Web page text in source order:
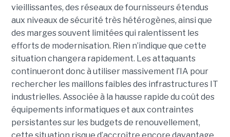
vieillissantes, des réseaux de fournisseurs étendus
aux niveaux de sécurité très hétérogènes, ainsi que
des marges souvent limitées qui ralentissent les
efforts de modernisation. Rien n’indique que cette
situation changera rapidement. Les attaquants
continueront donc à utiliser massivement l’IA pour
rechercher les maillons faibles des infrastructures IT
industrielles. Associée à la hausse rapide du coût des
équipements informatiques et aux contraintes
persistantes sur les budgets de renouvellement,